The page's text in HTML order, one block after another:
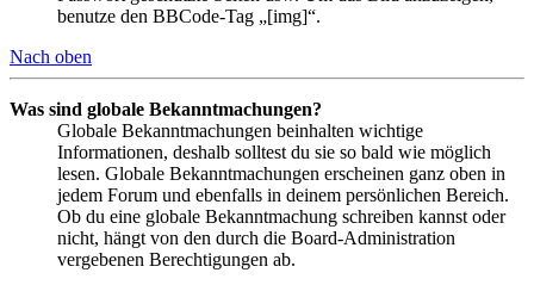
benutze den BBCode-Tag „[img]“.
Nach oben
Was sind globale Bekanntmachungen?
Globale Bekanntmachungen beinhalten wichtige
Informationen, deshalb solltest du sie so bald wie möglich
lesen. Globale Bekanntmachungen erscheinen ganz oben in
jedem Forum und ebenfalls in deinem persönlichen Bereich.
Ob du eine globale Bekanntmachung schreiben kannst oder
nicht, hängt von den durch die Board-Administration
vergebenen Berechtigungen ab.